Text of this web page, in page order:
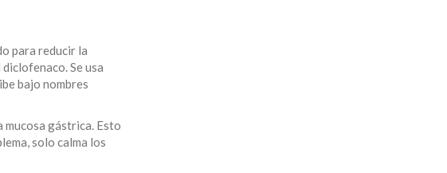
para reducir la
Se usa
bajo nombres
gástrica. Esto
solo calma los